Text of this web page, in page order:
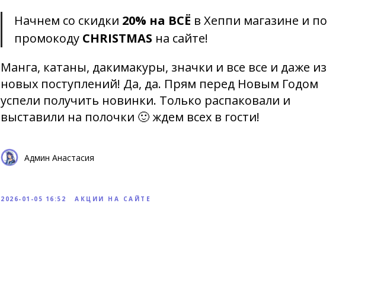
Начнем со скидки 20% на ВСЁ в Хеппи магазине и по
промокоду CHRISTMAS на сайте!
Манга, катаны, дакимакуры, значки и все все и даже из
новых поступлений! Да, да. Прям перед Новым Годом
успели получить новинки. Только распаковали и
выставили на полочки 🙂 ждем всех в гости!
Админ Анастасия
2026-01-05 16:52 АКЦИИ НА САЙТЕ